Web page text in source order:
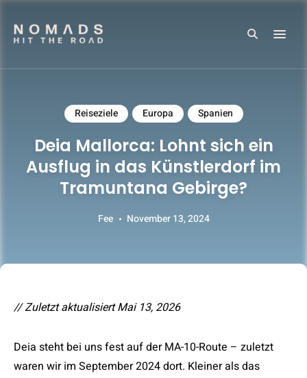
Search
Reiseziele Europa Spanien
Deia Mallorca: Lohnt sich ein
Ausflug in das Künstlerdorf im
Tramuntana Gebirge?
Fee November 13, 2024
// Zuletzt aktualisiert Mai 13, 2026
Deia steht bei uns fest auf der MA-10-Route – zuletzt
waren wir im September 2024 dort. Kleiner als das